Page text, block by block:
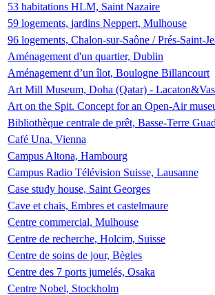
53 habitations HLM, Saint Nazaire
59 logements, jardins Neppert, Mulhouse
96 logements, Chalon-sur-Saône / Prés-Saint-
Aménagement d'un quartier, Dublin
Aménagement d’un îlot, Boulogne Billancourt
Art Mill Museum, Doha (Qatar) -
Art on the Spit. Concept for an Open-Air
Bibliothèque centrale de prêt, Basse-Terre
Café Una, Vienna
Campus Altona, Hambourg
Campus Radio Télévision Suisse, Lausanne
Case study house, Saint Georges
Cave et chais, Embres et castelmaure
Centre commercial, Mulhouse
Centre de recherche, Holcim, Suisse
Centre de soins de jour, Bègles
Centre des 7 ports jumelés, Osaka
Centre Nobel, Stockholm